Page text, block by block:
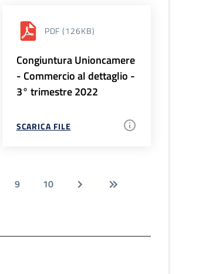
PDF (126KB)
Congiuntura Unioncamere
- Commercio al dettaglio -
3° trimestre 2022
SCARICA FILE
9 10